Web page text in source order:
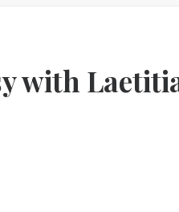
with